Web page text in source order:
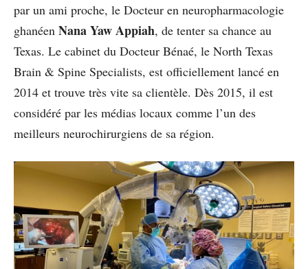
par un ami proche, le Docteur en neuropharmacologie
ghanéen Nana Yaw Appiah, de tenter sa chance au
Texas. Le cabinet du Docteur Bénaé, le North Texas
Brain & Spine Specialists, est officiellement lancé en
2014 et trouve très vite sa clientèle. Dès 2015, il est
considéré par les médias locaux comme l’un des
meilleurs neurochirurgiens de sa région.